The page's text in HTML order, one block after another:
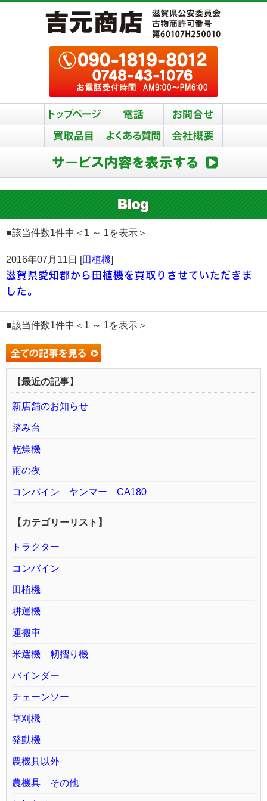
■該当件数1件中＜1 ～ 1を表示＞
2016年07月11日 [田植機]
滋賀県愛知郡から田植機を買取りさせていただきま
した。
■該当件数1件中＜1 ～ 1を表示＞
【最近の記事】
新店舗のお知らせ
踏み台
乾燥機
雨の夜
コンバイン ヤンマー CA180
【カテゴリーリスト】
トラクター
コンバイン
田植機
耕運機
運搬車
米選機 籾摺り機
バインダー
チェーンソー
草刈機
発動機
農機具以外
農機具 その他